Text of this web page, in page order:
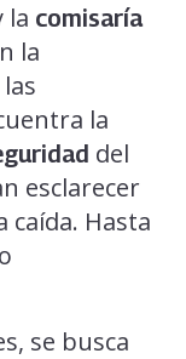
la comisaría
la
la
del
esclarecer
caída. Hasta
se busca